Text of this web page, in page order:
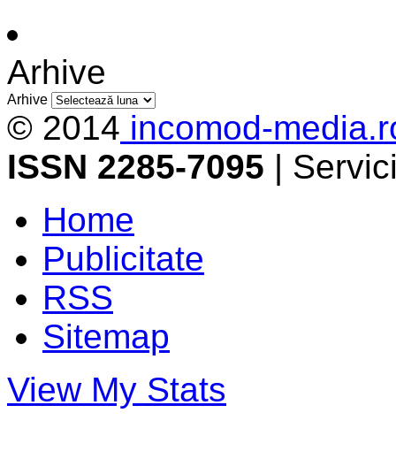
Arhive
Arhive
© 2014 incomod-
ISSN 2285-7095 |
Home
Publicitate
RSS
Sitemap
View My Stats